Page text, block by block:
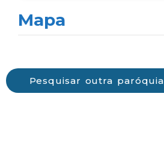
Mapa
Pesquisar outra paróquia